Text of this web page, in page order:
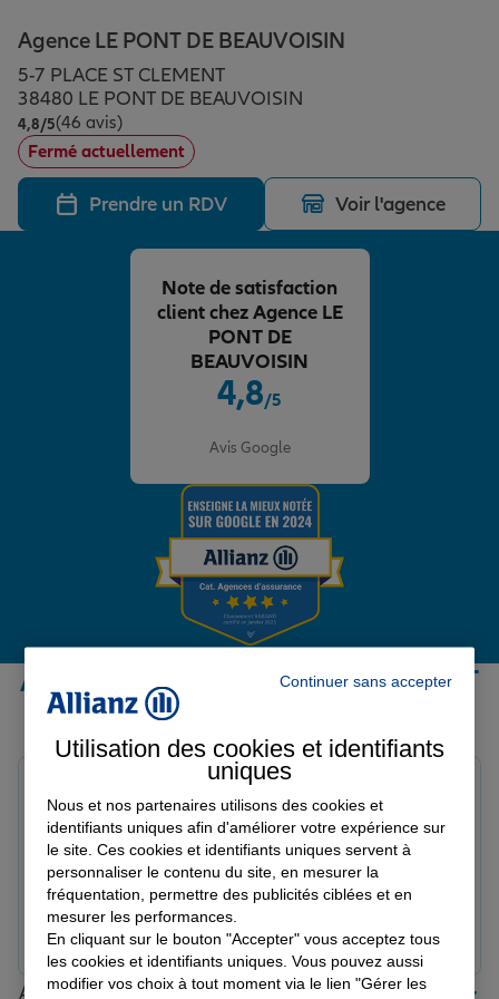
Assurance animal de compagnie
Protection juridique
Plan épargne retraite
Assurance vie
Placements financiers
Investissements immobiliers
Vos projets
Partir en vacances
Déménager
Préparer l’avenir
Conseil assurance
Garantie des accidents de la vie
Assurance scolaire
Protection juridique
Retraite
Tous nos devis d'assurance
Agence LE PONT DE BEAUVOISIN
5-7 PLACE ST CLEMENT
38480 LE PONT DE BEAUVOISIN
4,8/5Note de 4.8 sur 5
(46 avis)
Fermé actuellement
Prendre un RDV Voir l'agence
4,8/5
Avis Google
Note de satisfaction
client chez Agence LE
PONT DE
BEAUVOISIN
Avis de l'agence Agence LE PONT
DE BEAUVOISIN
Avis sur une période de 6 mois
Note de 5 sur 5
Le 11/06/2026 - Agence LE PONT DE BEAUVOISIN
Ik ben zeer goed geadviseerd en adequaat geholpen
en heb het gevoel echt ontzorgd te worden. Het
kantoor denkt echt mee en probeert de meest optimale
verzekering te regelen.
Prendre un RDV Voir l'agence
Continuer sans accepter
Utilisation des cookies et identifiants
uniques
Nous et nos partenaires utilisons des cookies et
identifiants uniques afin d'améliorer votre expérience sur
le site. Ces cookies et identifiants uniques servent à
personnaliser le contenu du site, en mesurer la
fréquentation, permettre des publicités ciblées et en
mesurer les performances.
En cliquant sur le bouton "Accepter" vous acceptez tous
les cookies et identifiants uniques. Vous pouvez aussi
modifier vos choix à tout moment via le lien "Gérer les